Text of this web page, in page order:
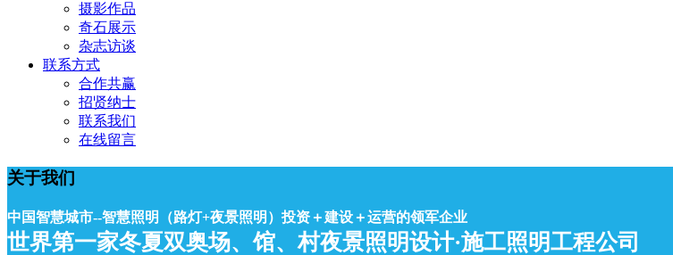
摄影作品
奇石展示
杂志访谈
联系方式
合作共赢
招贤纳士
联系我们
在线留言
关于我们
中国智慧城市--智慧照明（路灯+夜景照明）投资＋建设＋运营的领军企业
世界第一家冬夏双奥场、馆、村夜景照明设计·施工照明工程公司